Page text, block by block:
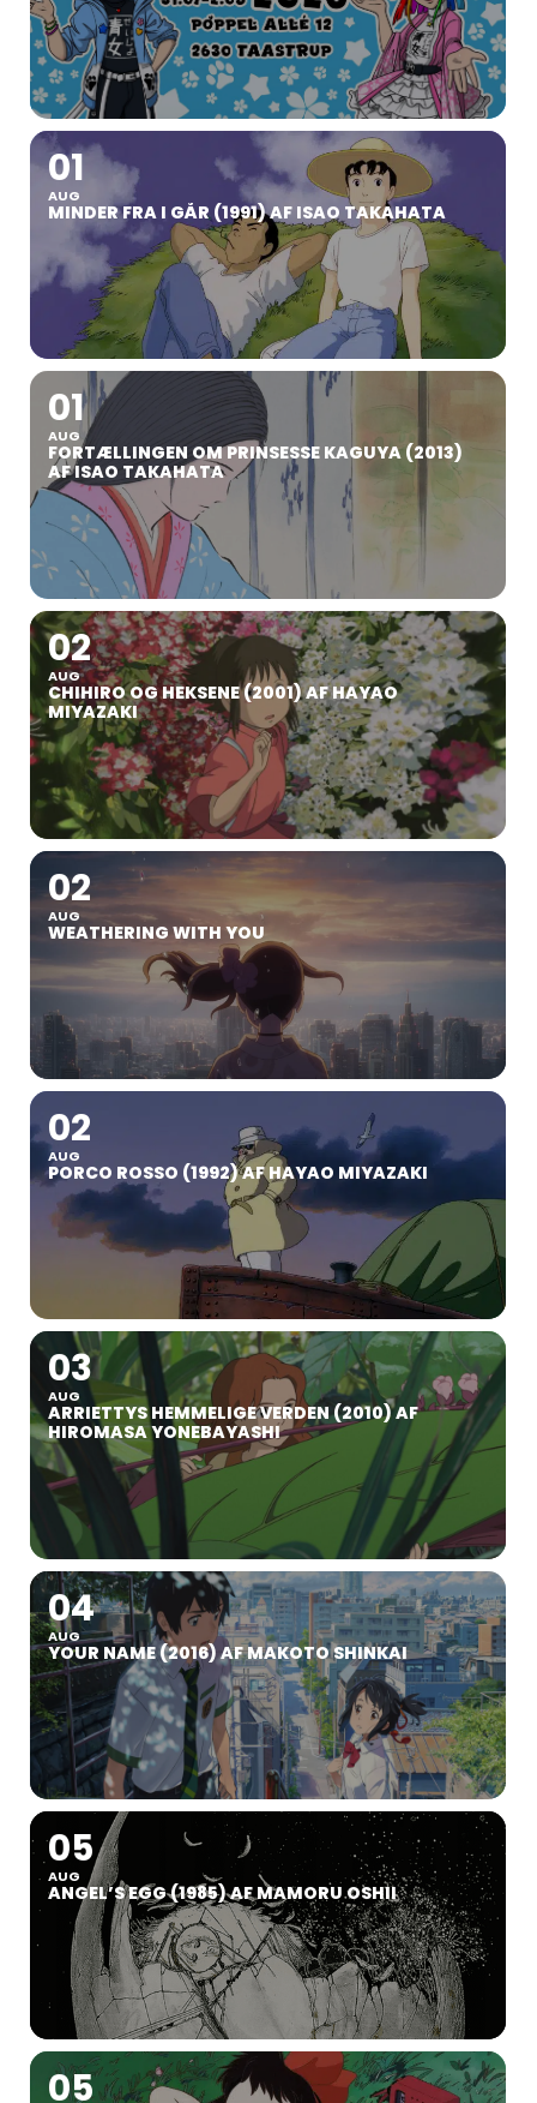
01
AUG
MINDER FRA I GÅR (1991) AF ISAO TAKAHATA
01
AUG
FORTÆLLINGEN OM PRINSESSE KAGUYA (2013)
AF ISAO TAKAHATA
02
AUG
CHIHIRO OG HEKSENE (2001) AF HAYAO
MIYAZAKI
02
AUG
WEATHERING WITH YOU
02
AUG
PORCO ROSSO (1992) AF HAYAO MIYAZAKI
03
AUG
ARRIETTYS HEMMELIGE VERDEN (2010) AF
HIROMASA YONEBAYASHI
04
AUG
YOUR NAME (2016) AF MAKOTO SHINKAI
05
AUG
ANGEL’S EGG (1985) AF MAMORU OSHII
05